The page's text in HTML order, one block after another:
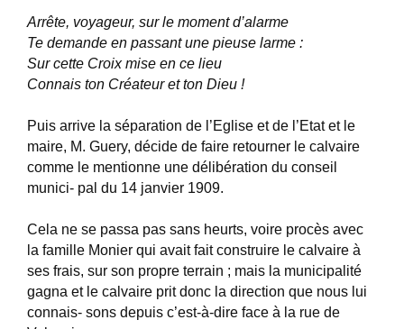
Arrête, voyageur, sur le moment d’alarme
Te demande en passant une pieuse larme :
Sur cette Croix mise en ce lieu
Connais ton Créateur et ton Dieu !
Puis arrive la séparation de l’Eglise et de l’Etat et le
maire, M. Guery, décide de faire retourner le calvaire
comme le mentionne une délibération du conseil
munici- pal du 14 janvier 1909.
Cela ne se passa pas sans heurts, voire procès avec
la famille Monier qui avait fait construire le calvaire à
ses frais, sur son propre terrain ; mais la municipalité
gagna et le calvaire prit donc la direction que nous lui
connais- sons depuis c’est-à-dire face à la rue de